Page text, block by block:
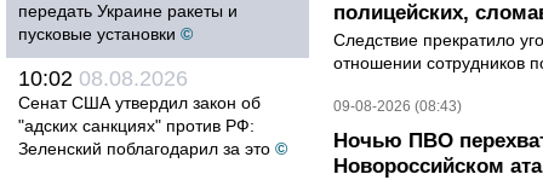
передать Украине ракеты и
пусковые установки ©
10:02 08.08.2026
Сенат США утвердил закон об
"адских санкциях" против РФ:
Зеленский поблагодарил за это ©
полицейских,
Следствие прекратило
отношении сотрудников
09-08-2026 (08:43)
Ночью ПВО
Новороссийском